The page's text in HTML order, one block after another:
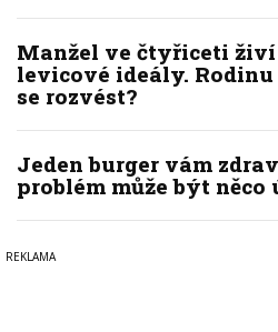
Manžel ve čtyřiceti
levicové ideály.
se rozvést?
Jeden burger vám
problém může být něco